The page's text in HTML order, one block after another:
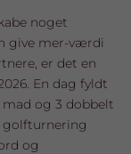
noget
give mer-værdi
er det en
En dag fyldt
og 3 dobbelt
og